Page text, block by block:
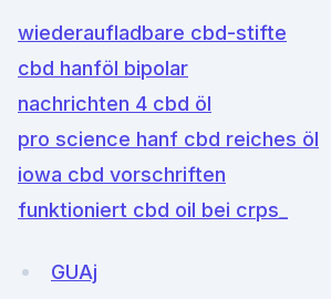
wiederaufladbare cbd-stifte
cbd hanföl bipolar
nachrichten 4 cbd öl
pro science hanf cbd reiches öl
iowa cbd vorschriften
funktioniert cbd oil bei crps_
GUAj